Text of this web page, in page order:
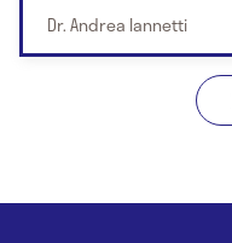
Dr. Andrea Iannetti